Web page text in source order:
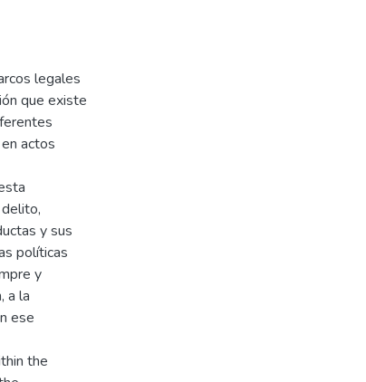
legales
que existe
actos
y sus
políticas
y
a la
ese
the